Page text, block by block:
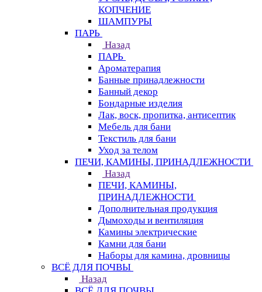
КОПЧЕНИЕ
ШАМПУРЫ
ПАРЬ
Назад
ПАРЬ
Ароматерапия
Банные принадлежности
Банный декор
Бондарные изделия
Лак, воск, пропитка, антисептик
Мебель для бани
Текстиль для бани
Уход за телом
ПЕЧИ, КАМИНЫ, ПРИНАДЛЕЖНОСТИ
Назад
ПЕЧИ, КАМИНЫ,
ПРИНАДЛЕЖНОСТИ
Дополнительная продукция
Дымоходы и вентиляция
Камины электрические
Камни для бани
Наборы для камина, дровницы
ВСЁ ДЛЯ ПОЧВЫ
Назад